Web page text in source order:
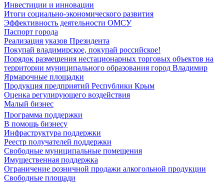
Инвестиции и инновации
Итоги социально-экономического развития
Эффективность деятельности ОМСУ
Паспорт города
Реализация указов Президента
Покупай владимирское, покупай российское!
Порядок размещения нестационарных торговых объектов на
территории муниципального образования город Владимир
Ярмарочные площадки
Продукция предприятий Республики Крым
Оценка регулирующего воздействия
Малый бизнес
Программа поддержки
В помощь бизнесу
Инфраструктура поддержки
Реестр получателей поддержки
Свободные муниципальные помещения
Имущественная поддержка
Ограничение розничной продажи алкогольной продукции
Свободные площади